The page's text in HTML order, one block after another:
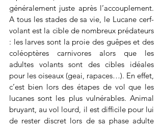
généralement juste après l’accouplement.
A tous les stades de sa vie, le Lucane cerf-
volant est la cible de nombreux prédateurs
: les larves sont la proie des guêpes et des
coléoptères carnivores alors que les
adultes volants sont des cibles idéales
pour les oiseaux (geai, rapaces…). En effet,
c’est bien lors des étapes de vol que les
lucanes sont les plus vulnérables. Animal
bruyant, au vol lourd, il est difficile pour lui
de rester discret lors de sa phase adulte